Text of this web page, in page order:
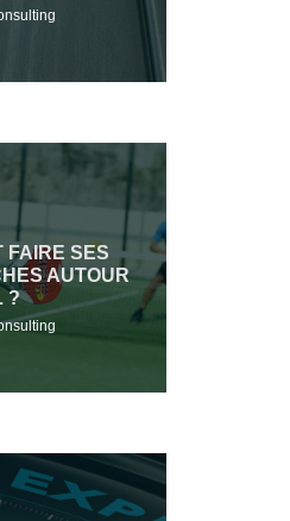
FAIRE SES
AUTOUR
?